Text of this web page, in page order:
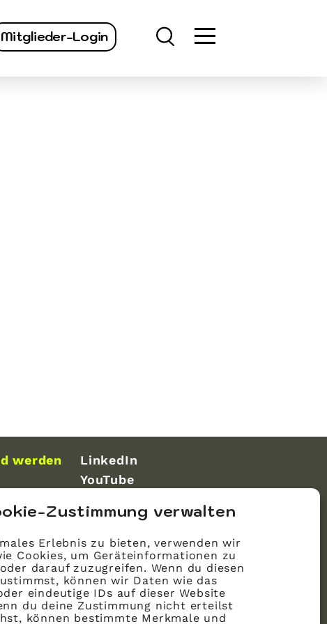
Zustimmung verwalten
Erlebnis zu bieten, verwenden wir
Cookies, um Geräteinformationen zu
darauf zuzugreifen. Wenn du diesen
können wir Daten wie das
eindeutige IDs auf dieser Website
du deine Zustimmung nicht erteilst
können bestimmte Merkmale und
Mitglieder-Login
werden
LinkedIn
YouTube